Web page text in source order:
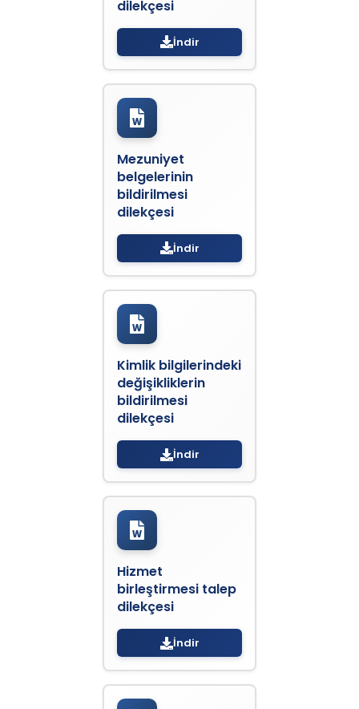
dilekçesi
İndir
Mezuniyet
belgelerinin
bildirilmesi
dilekçesi
İndir
Kimlik bilgilerindeki
değişikliklerin
bildirilmesi
dilekçesi
İndir
Hizmet
birleştirmesi talep
dilekçesi
İndir